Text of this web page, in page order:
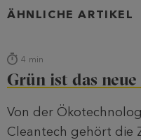
ÄHNLICHE ARTIKEL
4 min
Grün ist das neue
Von der
Cleantech gehört die